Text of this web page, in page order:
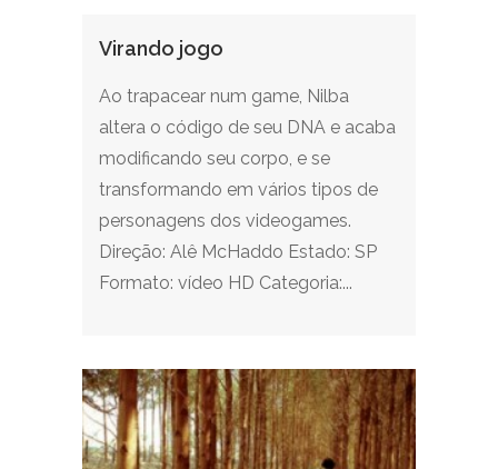
Virando jogo
Ao trapacear num game, Nilba
altera o código de seu DNA e acaba
modificando seu corpo, e se
transformando em vários tipos de
personagens dos videogames.
Direção: Alê McHaddo Estado: SP
Formato: vídeo HD Categoria:...